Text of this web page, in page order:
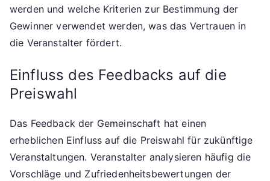
werden und welche Kriterien zur Bestimmung der
Gewinner verwendet werden, was das Vertrauen in
die Veranstalter fördert.
Einfluss des Feedbacks auf die
Preiswahl
Das Feedback der Gemeinschaft hat einen
erheblichen Einfluss auf die Preiswahl für zukünftige
Veranstaltungen. Veranstalter analysieren häufig die
Vorschläge und Zufriedenheitsbewertungen der